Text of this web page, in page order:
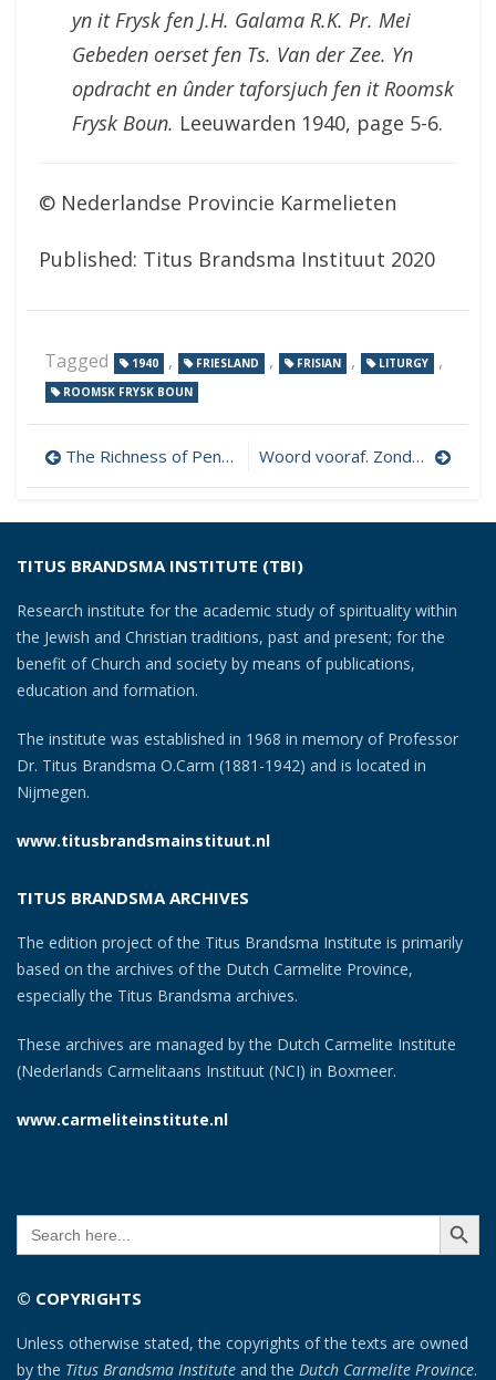
yn it Frysk fen J.H. Galama R.K. Pr. Mei
Gebeden oerset fen Ts. Van der Zee. Yn
opdracht en ûnder taforsjuch fen it Roomsk
Frysk Boun. Leeuwarden 1940, page 5-6.
© Nederlandse Provincie Karmelieten
Published: Titus Brandsma Instituut 2020
Tagged 1940 , FRIESLAND , FRISIAN , LITURGY ,
ROOMSK FRYSK BOUN
Post
navigation
The Richness of Pentecost Woord vooraf. Zondagsmissaal
TITUS BRANDSMA INSTITUTE (TBI)
Research institute for the academic study of spirituality within
the Jewish and Christian traditions, past and present; for the
benefit of Church and society by means of publications,
education and formation.
The institute was established in 1968 in memory of Professor
Dr. Titus Brandsma O.Carm (1881-1942) and is located in
Nijmegen.
www.titusbrandsmainstituut.nl
TITUS BRANDSMA ARCHIVES
The edition project of the Titus Brandsma Institute is primarily
based on the archives of the Dutch Carmelite Province,
especially the Titus Brandsma archives.
These archives are managed by the Dutch Carmelite Institute
(Nederlands Carmelitaans Instituut (NCI) in Boxmeer.
www.carmeliteinstitute.nl
Search
for:
SEARCH
© COPYRIGHTS
Unless otherwise stated, the copyrights of the texts are owned
by the Titus Brandsma Institute and the Dutch Carmelite Province.